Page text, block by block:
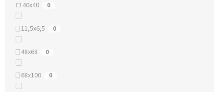
☐ 40x40 0
⎕ 11,5x6,5 0
⎕ 48x68 0
⎕ 68x100 0